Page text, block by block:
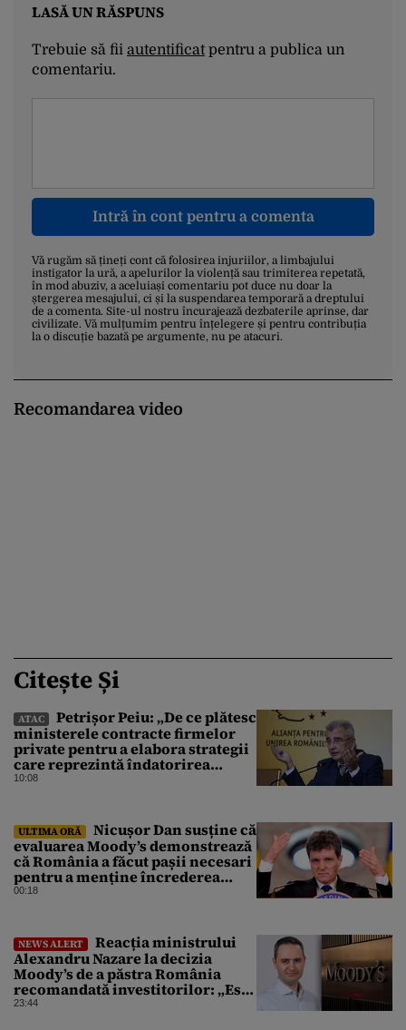
LASĂ UN RĂSPUNS
Trebuie să fii autentificatpentru a publica un
comentariu.
Intră în cont pentru a comenta
Vă rugăm să țineți cont că folosirea injuriilor, a limbajului
instigator la ură, a apelurilor la violență sau trimiterea repetată,
în mod abuziv, a aceluiași comentariu pot duce nu doar la
ștergerea mesajului, ci și la suspendarea temporară a dreptului
de a comenta. Site-ul nostru încurajează dezbaterile aprinse, dar
civilizate. Vă mulțumim pentru înțelegere și pentru contribuția
la o discuție bazată pe argumente, nu pe atacuri.
Recomandarea video
Citește Și
ATAC
Petrișor Peiu: „De ce plătesc
ministerele contracte firmelor
private pentru a elabora strategii
care reprezintă îndatorirea
angajaților din minister?”
10:08
ULTIMA ORĂ
Nicușor Dan susține că
evaluarea Moody’s demonstrează
că România a făcut pașii necesari
pentru a menține încrederea
investitorilor: „Totuși,
00:18
NEWS ALERT
Reacția ministrului
Alexandru Nazare la decizia
Moody’s de a păstra România
recomandată investitorilor: „Este
un răgaz, dar în niciun caz un
23:44